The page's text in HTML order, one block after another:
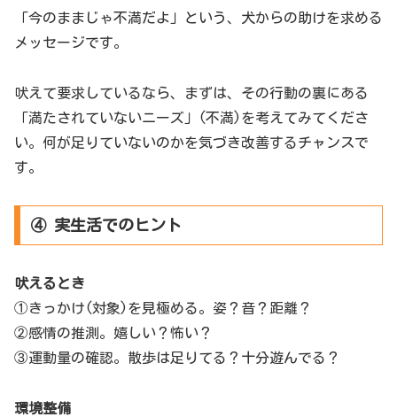
「今のままじゃ不満だよ」という、犬からの助けを求める
メッセージです。
吠えて要求しているなら、まずは、その行動の裏にある
「満たされていないニーズ」(不満)を考えてみてくださ
い。何が足りていないのかを気づき改善するチャンスで
す。
④ 実生活でのヒント
吠えるとき
①きっかけ(対象)を見極める。姿？音？距離？
②感情の推測。嬉しい？怖い？
③運動量の確認。散歩は足りてる？十分遊んでる？
環境整備